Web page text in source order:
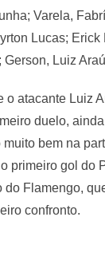
Varela,
Lucas; Erick
Gerson, Luiz
o atacante Luiz
duelo,
bem na
primeiro gol do
do Flamengo,
confronto.